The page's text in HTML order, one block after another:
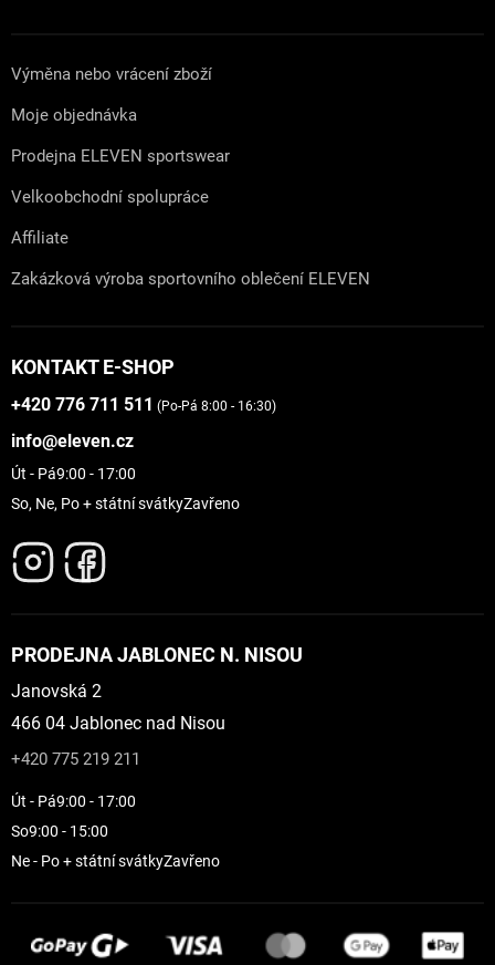
Výměna nebo vrácení zboží
Moje objednávka
Prodejna ELEVEN sportswear
Velkoobchodní spolupráce
Affiliate
Zakázková výroba sportovního oblečení ELEVEN
KONTAKT E-SHOP
+420 776 711 511 (Po-Pá 8:00 - 16:30)
info@eleven.cz
Út - Pá9:00 - 17:00
So, Ne, Po + státní svátkyZavřeno
PRODEJNA JABLONEC N. NISOU
Janovská 2
466 04 Jablonec nad Nisou
+420 775 219 211
Út - Pá9:00 - 17:00
So9:00 - 15:00
Ne - Po + státní svátkyZavřeno